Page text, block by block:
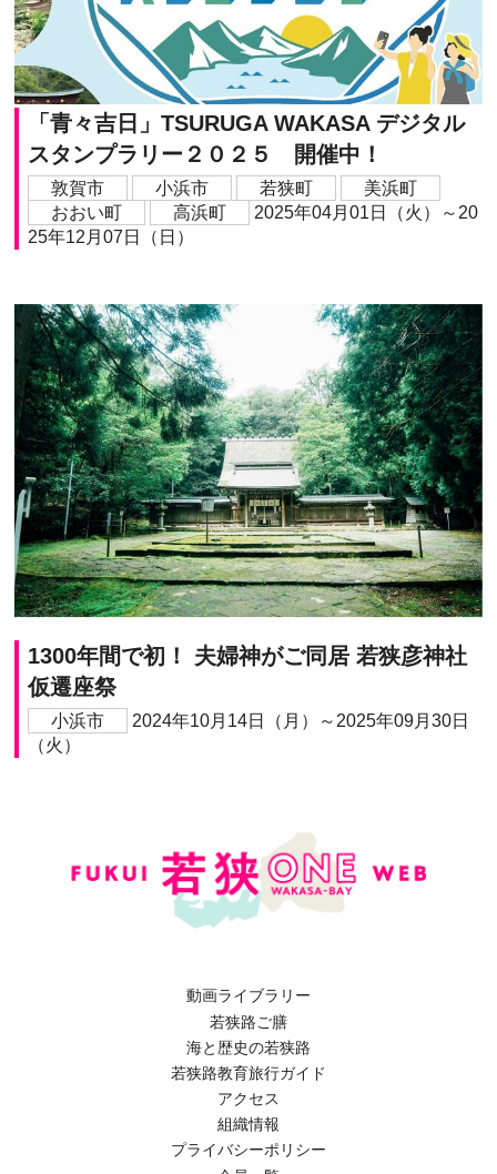
「青々吉日」TSURUGA WAKASA デジタル
スタンプラリー２０２５ 開催中！
敦賀市 小浜市 若狭町
美浜町
おおい町
高浜町
2025年04月01日（火）～20
25年12月07日（日）
1300年間で初！ 夫婦神がご同居 若狭彦神社
仮遷座祭
小浜市
2024年10月14日（月）～2025年09月30日
（火）
動画ライブラリー
若狭路ご膳
海と歴史の若狭路
若狭路教育旅行ガイド
アクセス
組織情報
プライバシーポリシー